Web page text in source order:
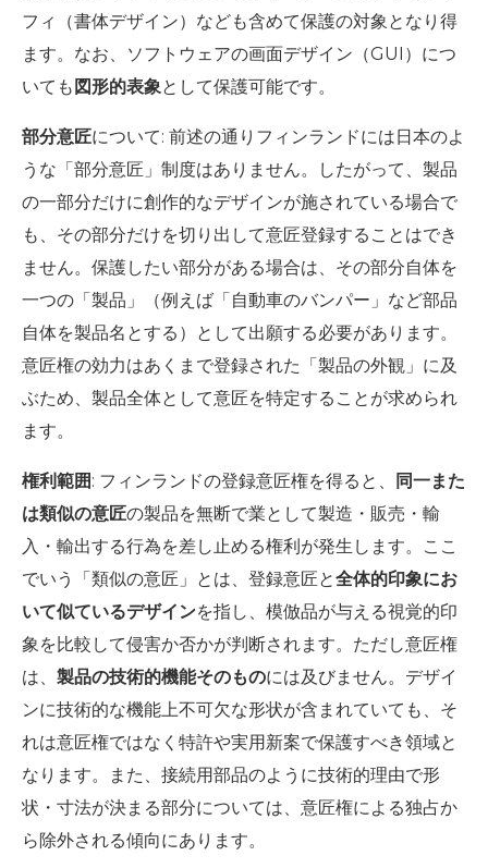
フィ（書体デザイン）なども含めて保護の対象となり得
ます。なお、ソフトウェアの画面デザイン（GUI）につ
いても 図形的表象として保護可能です。
部分意匠について: 前述の通りフィンランドには日本のよ
うな「部分意匠」制度はありません。したがって、製品
の一部分だけに創作的なデザインが施されている場合で
も、その部分だけを切り出して意匠登録することはでき
ません。保護したい部分がある場合は、その部分自体を
一つの「製品」（例えば「自動車のバンパー」など部品
自体を製品名とする）として出願する必要があります。
意匠権の効力はあくまで登録された「製品の外観」に及
ぶため、製品全体として意匠を特定することが求められ
ます。
権利範囲: フィンランドの登録意匠権を得ると、
同一また
は類似の意匠の製品を無断で業として製造・販売・輸
入・輸出する行為を差し止める権利が発生します。ここ
でいう「類似の意匠」とは、登録意匠と全体的印象にお
いて似ているデザインを指し、模倣品が与える視覚的印
象を比較して侵害か否かが判断されます。ただし意匠権
は、 製品の技術的機能そのものには及びません。デザイ
ンに技術的な機能上不可欠な形状が含まれていても、そ
れは意匠権ではなく特許や実用新案で保護すべき領域と
なります。また、接続用部品のように技術的理由で形
状・寸法が決まる部分については、意匠権による独占か
ら除外される傾向にあります。